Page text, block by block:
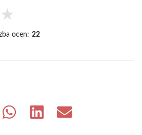
★
ocen: 22
Share
Share
Share